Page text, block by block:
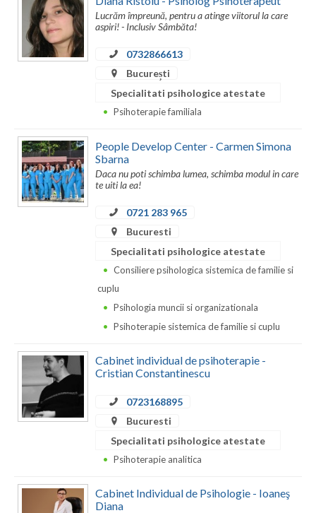
Hunedoara
Ialomita
Maramures
Mehedinti
Mures
Sibiu
Suceava
Teleorman
Lucrăm împreună, pentru a atinge viitorul la care
aspiri! - Inclusiv Sâmbăta!
0732866613
București
Specialitati psihologice atestate
Psihoterapie familiala
People Develop Center - Carmen Simona
Sbarna
Daca nu poti schimba lumea, schimba modul in care
te uiti la ea!
0721 283 965
Bucuresti
Specialitati psihologice atestate
Consiliere psihologica sistemica de familie si
cuplu
Psihologia muncii si organizationala
Psihoterapie sistemica de familie si cuplu
Cabinet individual de psihoterapie -
Cristian Constantinescu
0723168895
Bucuresti
Specialitati psihologice atestate
Psihoterapie analitica
Cabinet Individual de Psihologie - Ioaneş
Diana